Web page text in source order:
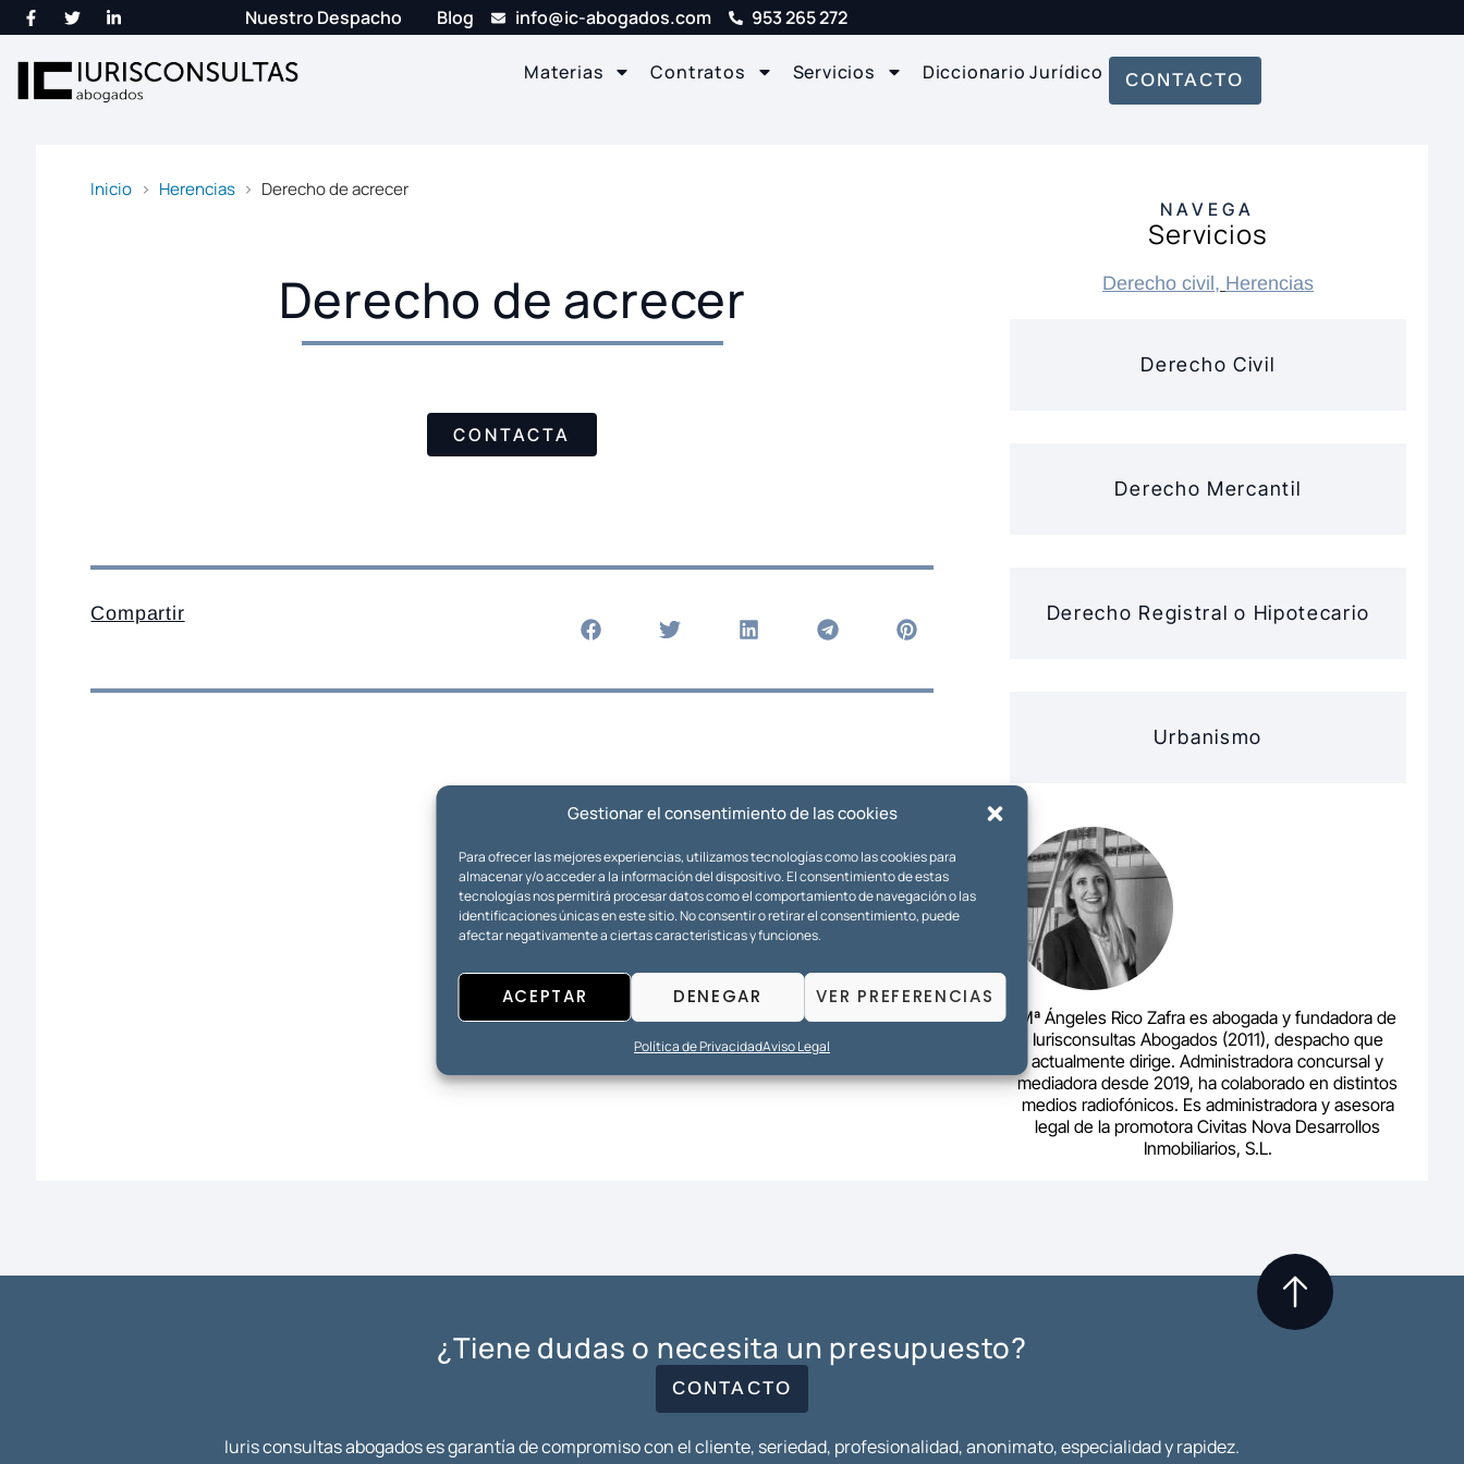
Gestionar el consentimiento de las cookies
Para ofrecer las mejores experiencias, utilizamos tecnologías como las cookies para
almacenar y/o acceder a la información del dispositivo. El consentimiento de estas
tecnologías nos permitirá procesar datos como el comportamiento de navegación o las
identificaciones únicas en este sitio. No consentir o retirar el consentimiento, puede
afectar negativamente a ciertas características y funciones.
ACEPTAR DENEGAR VER PREFERENCIAS
Política de PrivacidadAviso Legal
Nuestro Despacho Blog info@ic-abogados.com 953 265 272
Materias Contratos Servicios Diccionario Jurídico CONTACTO
Inicio Herencias Derecho de acrecer
Derecho de acrecer
CONTACTA
Compartir
NAVEGA
Servicios
Derecho civil , Herencias
Derecho Civil
Derecho Mercantil
Derecho Registral o Hipotecario
Urbanismo
Mª Ángeles Rico Zafra es abogada y fundadora de
Iurisconsultas Abogados (2011), despacho que
actualmente dirige. Administradora concursal y
mediadora desde 2019, ha colaborado en distintos
medios radiofónicos. Es administradora y asesora
legal de la promotora Civitas Nova Desarrollos
Inmobiliarios, S.L.
¿Tiene dudas o necesita un presupuesto?
CONTACTO
Iuris consultas abogados es garantía de compromiso con el cliente, seriedad, profesionalidad, anonimato, especialidad y rapidez.